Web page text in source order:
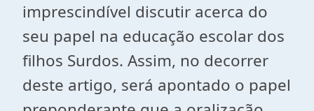
imprescindível discutir acerca do
seu papel na educação escolar dos
filhos Surdos. Assim, no decorrer
deste artigo, será apontado o papel